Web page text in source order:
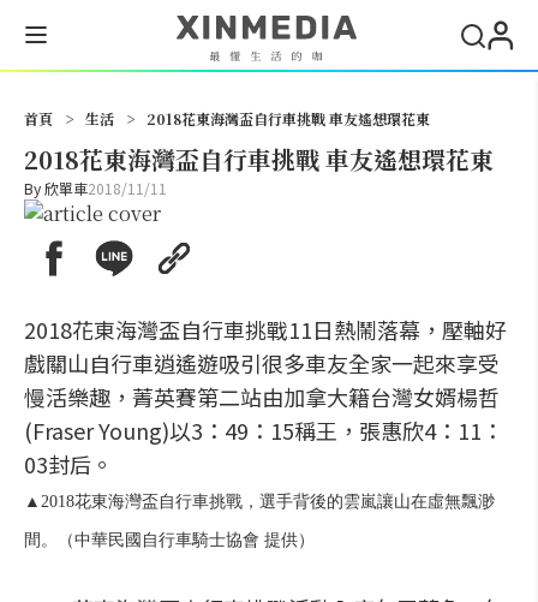
首頁 > 生活 > 2018花東海灣盃自行車挑戰 車友遙想環花東
2018花東海灣盃自行車挑戰 車友遙想環花東
By欣單車2018/11/11
2018花東海灣盃自行車挑戰11日熱鬧落幕，壓軸好
戲關山自行車逍遙遊吸引很多車友全家一起來享受
慢活樂趣，菁英賽第二站由加拿大籍台灣女婿楊哲
(Fraser Young)以3：49：15稱王，張惠欣4：11：
03封后。
▲2018花東海灣盃自行車挑戰，選手背後的雲嵐讓山在虛無飄渺
間。（中華民國自行車騎士協會 提供）